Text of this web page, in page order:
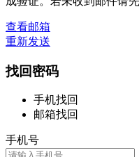
查看邮箱
重新发送
找回密码
手机找回
邮箱找回
手机号